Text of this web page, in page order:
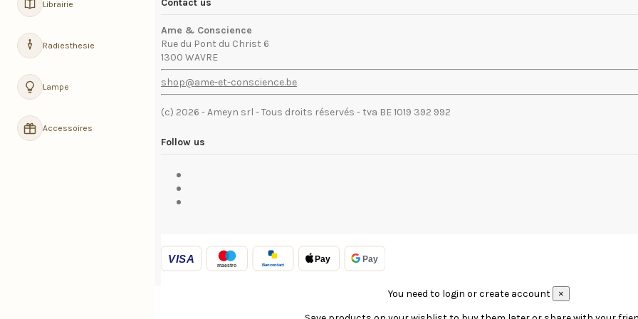
Librairie
Radiesthesie
Lampe
Accessoires
Contact us
Ame & Conscience
Rue du Pont du Christ 6
1300 WAVRE
shop@ame-et-conscience.be
(c) 2026 - Ameyn srl - Tous droits réservés - tva BE 1019 392 992
Follow us
VISA
maestro Bancontact
Pay Pay
You need to login or create account ×